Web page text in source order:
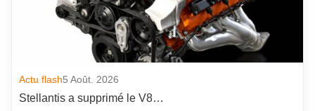
Actu flash5 Août. 2026
Stellantis a supprimé le V8…